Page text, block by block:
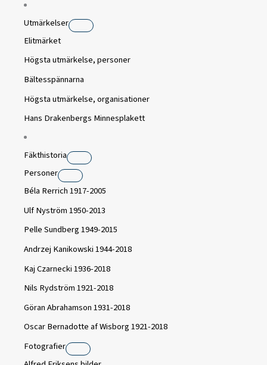
Utmärkelser
Elitmärket
Högsta utmärkelse, personer
Bältesspännarna
Högsta utmärkelse, organisationer
Hans Drakenbergs Minnesplakett
Fäkthistoria
Personer
Béla Rerrich 1917-2005
Ulf Nyström 1950-2013
Pelle Sundberg 1949-2015
Andrzej Kanikowski 1944-2018
Kaj Czarnecki 1936-2018
Nils Rydström 1921-2018
Göran Abrahamson 1931-2018
Oscar Bernadotte af Wisborg 1921-2018
Fotografier